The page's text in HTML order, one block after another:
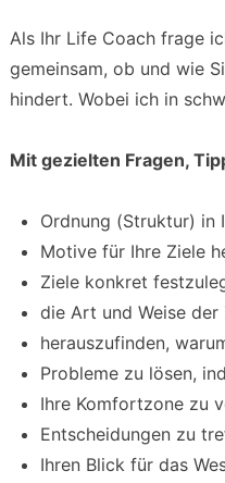
Als Ihr Life Coach frage
gemeinsam, ob und wie
hindert. Wobei ich in
Mit gezielten Fragen,
Ordnung (Struktur) in
Motive für Ihre Ziele
Ziele konkret
die Art und Weise
herauszufinden,
Probleme zu lösen,
Ihre Komfortzone zu
Entscheidungen zu
Ihren Blick für das